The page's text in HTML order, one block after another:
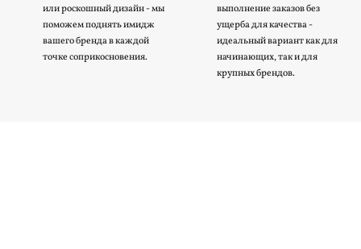
или роскошный дизайн - мы
поможем поднять имидж
вашего бренда в каждой
точке соприкосновения.
выполнение заказов без
ущерба для качества -
идеальный вариант как для
начинающих, так и для
крупных брендов.